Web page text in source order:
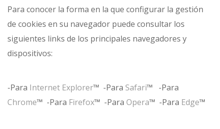
Para conocer la forma en la que configurar la gestión
de cookies en su navegador puede consultar los
siguientes links de los principales navegadores y
dispositivos:
-Para Internet Explorer™ -Para Safari™ -Para
Chrome™ -Para Firefox™ -Para Opera™ -Para Edge™